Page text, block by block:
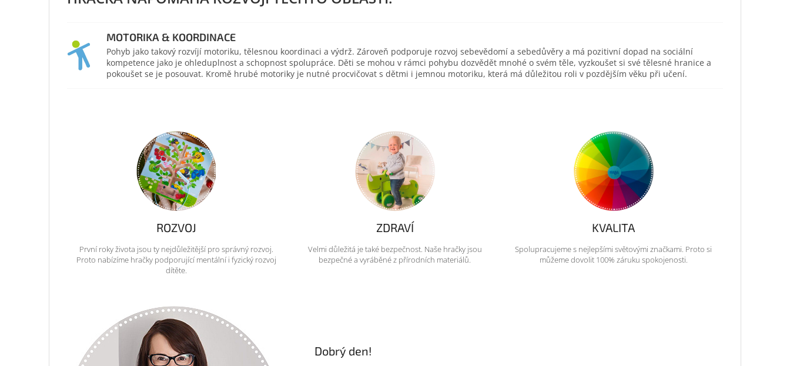
MOTORIKA & KOORDINACE
Pohyb jako takový rozvíjí motoriku, tělesnou koordinaci a výdrž. Zároveň podporuje rozvoj sebevědomí a sebedůvěry a má pozitivní dopad na sociální
kompetence jako je ohleduplnost a schopnost spolupráce. Děti se mohou v rámci pohybu dozvědět mnohé o svém těle, vyzkoušet si své tělesné hranice a
pokoušet se je posouvat. Kromě hrubé motoriky je nutné procvičovat s dětmi i jemnou motoriku, která má důležitou roli v pozdějším věku při učení.
ROZVOJ
První roky života jsou ty nejdůležitější pro správný rozvoj.
Proto nabízíme hračky podporující mentální i fyzický rozvoj
dítěte.
ZDRAVÍ
Velmi důležitá je také bezpečnost. Naše hračky jsou
bezpečné a vyráběné z přírodních materiálů.
KVALITA
Spolupracujeme s nejlepšími světovými značkami. Proto si
můžeme dovolit 100% záruku spokojenosti.
Dobrý den!